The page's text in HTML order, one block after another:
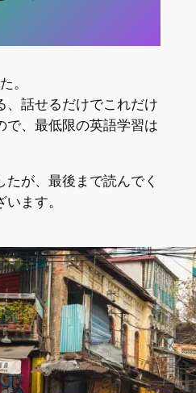
。
、話せるだけでこれだけ
で、最低限の英語学習は
が、最後まで読んでく
ます。